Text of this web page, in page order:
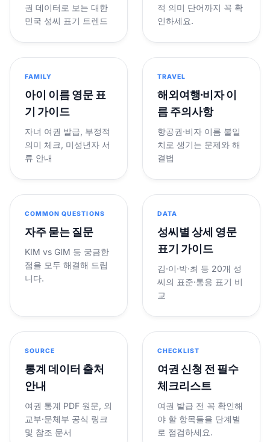
권 데이터로 보는 대한
민국 성씨 표기 트렌드
적 의미 단어까지 꼭 확
인하세요.
FAMILY
아이 이름 영문 표
기 가이드
자녀 여권 발급, 부정적
의미 체크, 미성년자 서
류 안내
TRAVEL
해외여행·비자 이
름 주의사항
항공권·비자 이름 불일
치로 생기는 문제와 해
결법
COMMON QUESTIONS
자주 묻는 질문
KIM vs GIM 등 궁금한
점을 모두 해결해 드립
니다.
DATA
성씨별 상세 영문
표기 가이드
김·이·박·최 등 20개 성
씨의 표준·통용 표기 비
교
SOURCE
통계 데이터 출처
안내
여권 통계 PDF 원문, 외
교부·문체부 공식 링크
및 참조 문서
CHECKLIST
여권 신청 전 필수
체크리스트
여권 발급 전 꼭 확인해
야 할 항목들을 단계별
로 점검하세요.